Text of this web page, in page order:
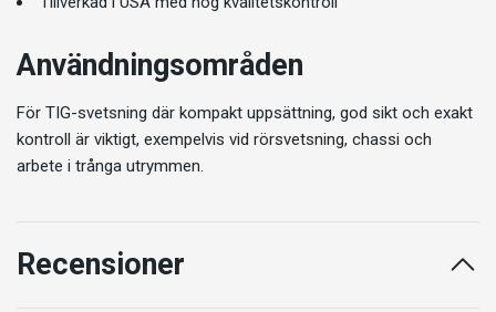
Användningsområden
För TIG-svetsning där kompakt uppsättning, god sikt och exakt
kontroll är viktigt, exempelvis vid rörsvetsning, chassi och
arbete i trånga utrymmen.
Recensioner